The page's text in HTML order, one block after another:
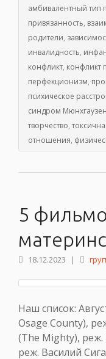
амбивалентный тип
привязанность,
родители,
инвалидность,
конфликт, конфликт
перфекционизм,
психическое
синдром
творчество,
отношения,
5
18.12.2023 |
Наш список:
Osage County),
(The Mighty),
реж. Василий